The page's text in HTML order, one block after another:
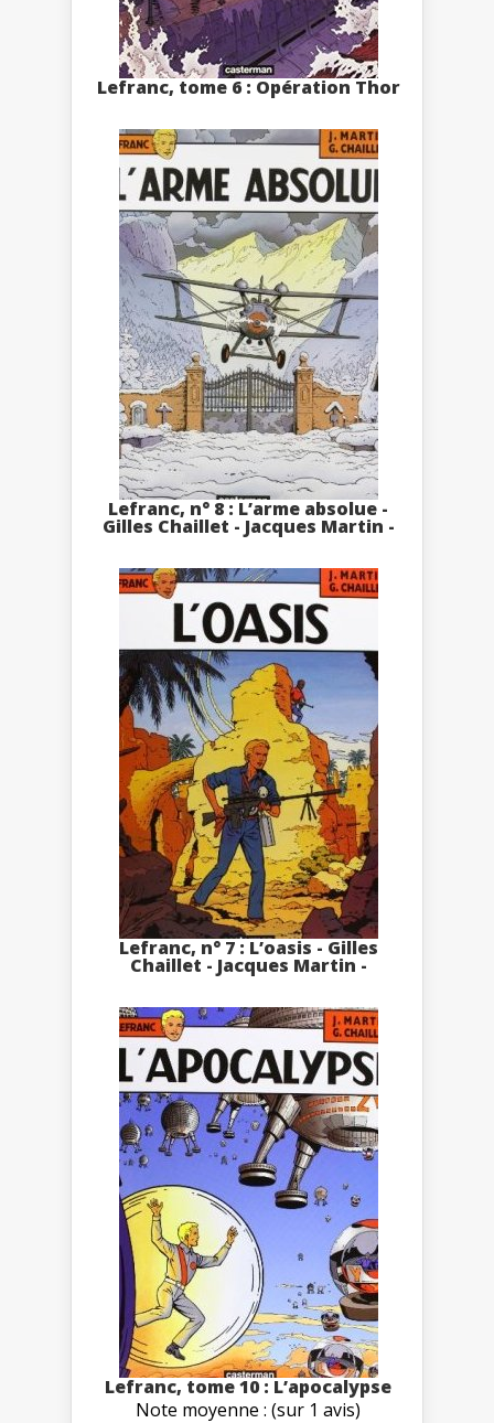
Lefranc, tome 6 : Opération Thor
Lefranc, n° 8 : L’arme absolue -
Gilles Chaillet - Jacques Martin -
Lefranc, n° 7 : L’oasis - Gilles
Chaillet - Jacques Martin -
Lefranc, tome 10 : L’apocalypse
Note moyenne : (sur 1 avis)